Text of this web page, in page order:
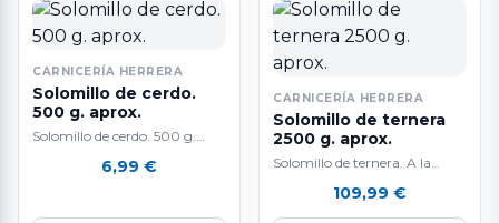
CARNICERÍA HERRERA
Solomillo de cerdo.
500 g. aprox.
Solomillo de cerdo. 500 g.
solomillo de cerdo blanco.
6,99 €
CARNICERÍA HERRERA
Solomillo de ternera
2500 g. aprox.
Solomillo de ternera. A la
g. aproximadamente. Carne
109,99 €